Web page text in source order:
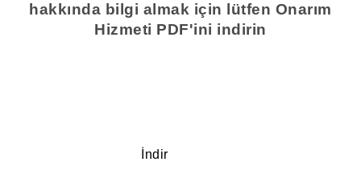
hakkında bilgi almak için lütfen Onarım
Hizmeti PDF'ini indirin
İndir